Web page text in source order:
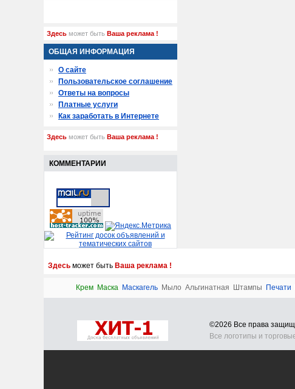
Здесь может быть Ваша реклама !
ОБЩАЯ ИНФОРМАЦИЯ
О сайте
Пользовательское соглашение
Ответы на вопросы
Платные услуги
Как заработать в Интернете
Здесь может быть Ваша реклама !
КОММЕНТАРИИ
Здесь может быть Ваша реклама !
Крем Маска Маскагель Мыло Альгинатная Штампы Печати
©2026 Все права
Все логотипы и